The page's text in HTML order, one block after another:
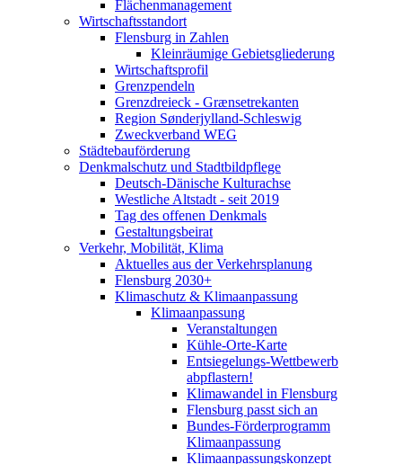
Flächenmanagement
Wirtschaftsstandort
Flensburg in Zahlen
Kleinräumige Gebietsgliederung
Wirtschaftsprofil
Grenzpendeln
Grenzdreieck - Grænsetrekanten
Region Sønderjylland-Schleswig
Zweckverband WEG
Städtebauförderung
Denkmalschutz und Stadtbildpflege
Deutsch-Dänische Kulturachse
Westliche Altstadt - seit 2019
Tag des offenen Denkmals
Gestaltungsbeirat
Verkehr, Mobilität, Klima
Aktuelles aus der Verkehrsplanung
Flensburg 2030+
Klimaschutz & Klimaanpassung
Klimaanpassung
Veranstaltungen
Kühle-Orte-Karte
Entsiegelungs-Wettbewerb
abpflastern!
Klimawandel in Flensburg
Flensburg passt sich an
Bundes-Förderprogramm
Klimaanpassung
Klimaanpassungskonzept